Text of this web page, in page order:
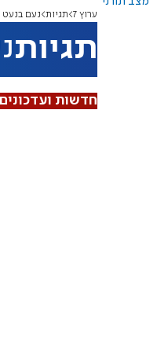
ערוץ 7 תגיות נעם בנעט
תגיות
חדשות